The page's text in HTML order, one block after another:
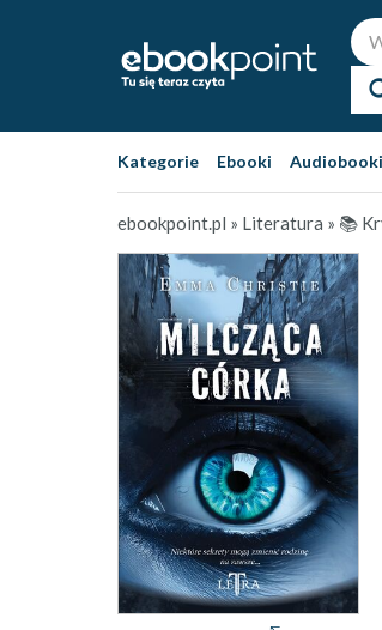
Kategorie Ebooki Audiobooki
ebookpoint.pl » Literatura » 📚